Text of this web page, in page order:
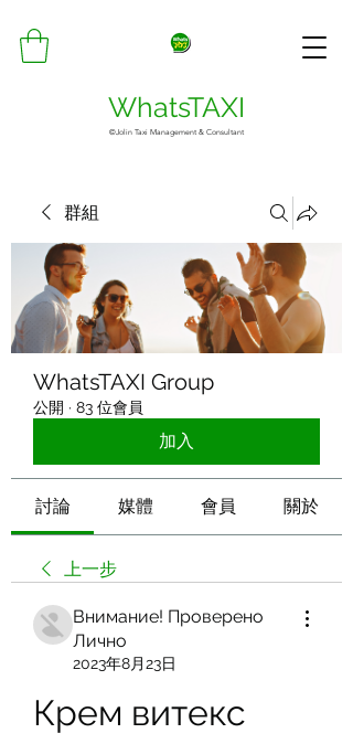
WhatsTAXI
©Jolin Taxi Management & Consultant
群組
WhatsTAXI Group
公開 · 83 位會員
加入
討論 媒體 會員 關於
上一步
Внимание! Проверено
Лично
2023年8月23日
Крем витекс